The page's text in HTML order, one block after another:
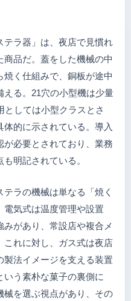
テラ器」は、夜店で見慣れ
品だ。蓋をした機械の中
く仕組みで、銅板が途中
える。21穴の小型機は少量
としては小型クラスとさ
的に示されている。導入
必要とされており、業務
明記されている。
ラの機械は単なる「焼く
気式は温度管理や設置
があり、常設店や複合メ
これに対し、ガス式は夜店
法イメージを支える装置
いう素朴な菓子の裏側に
械を選ぶ視点があり、その